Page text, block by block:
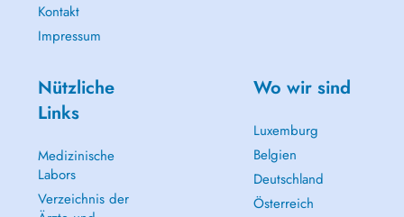
Kontakt
Impressum
Nützliche
Links
Medizinische
Labors
Verzeichnis der
Wo wir sind
Luxemburg
Belgien
Deutschland
Österreich